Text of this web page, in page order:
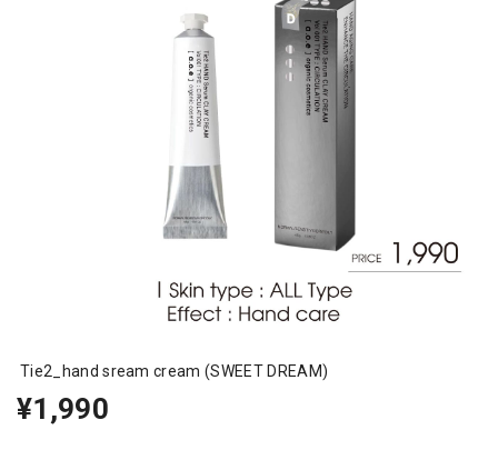
Tie2_hand sream cream (SWEET DREAM)
¥1,990